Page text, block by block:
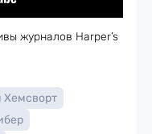
журналов Harper’s